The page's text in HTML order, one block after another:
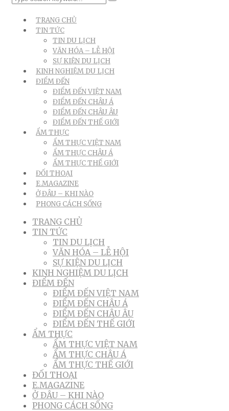
TRANG CHỦ
TIN TỨC
TIN DU LỊCH
VĂN HÓA – LỄ HỘI
SỰ KIỆN DU LỊCH
KINH NGHIỆM DU LỊCH
ĐIỂM ĐẾN
ĐIỂM ĐẾN VIỆT NAM
ĐIỂM ĐẾN CHÂU Á
ĐIỂM ĐẾN CHÂU ÂU
ĐIỂM ĐẾN THẾ GIỚI
ẨM THỰC
ẨM THỰC VIỆT NAM
ẨM THỰC CHÂU Á
ẨM THỰC THẾ GIỚI
ĐỐI THOẠI
E.MAGAZINE
Ở ĐÂU – KHI NÀO
PHONG CÁCH SỐNG
TRANG CHỦ
TIN TỨC
TIN DU LỊCH
VĂN HÓA – LỄ HỘI
SỰ KIỆN DU LỊCH
KINH NGHIỆM DU LỊCH
ĐIỂM ĐẾN
ĐIỂM ĐẾN VIỆT NAM
ĐIỂM ĐẾN CHÂU Á
ĐIỂM ĐẾN CHÂU ÂU
ĐIỂM ĐẾN THẾ GIỚI
ẨM THỰC
ẨM THỰC VIỆT NAM
ẨM THỰC CHÂU Á
ẨM THỰC THẾ GIỚI
ĐỐI THOẠI
E.MAGAZINE
Ở ĐÂU – KHI NÀO
PHONG CÁCH SỐNG